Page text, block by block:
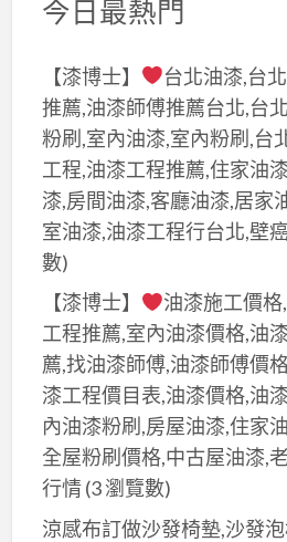
今日最熱門
【漆博士】
台北油漆,台
推薦,油漆師傅推薦台北,台
粉刷,室內油漆,室內粉刷,台
工程,油漆工程推薦,住家油
漆,房間油漆,客廳油漆,居家
室油漆,油漆工程行台北,壁
數)
【漆博士】
油漆施工價
工程推薦,室內油漆價格,油
薦,找油漆師傅,油漆師傅價
漆工程價目表,油漆價格,油
內油漆粉刷,房屋油漆,住家
全屋粉刷價格,中古屋油漆,
行情(3 瀏覽數)
涼感布訂做沙發椅墊,沙發